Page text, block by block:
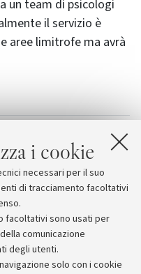
i cookie
necessari per il suo
di tracciamento facoltativi
facoltativi sono usati per
comunicazione
degli utenti.
solo con i cookie
un team di psicologi
il servizio è
aree limitrofe ma avrà
istituzioni